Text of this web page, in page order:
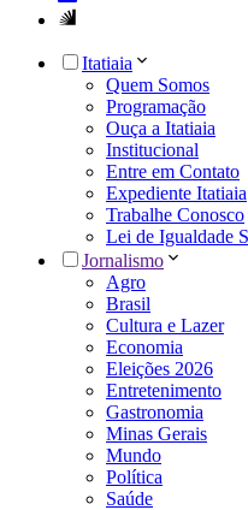
Itatiaia
Quem Somos
Programação
Ouça a Itatiaia
Institucional
Entre em Contato
Expediente Itatiaia
Trabalhe Conosco
Lei de Igualdade
Jornalismo
Agro
Brasil
Cultura e Lazer
Economia
Eleições 2026
Entretenimento
Gastronomia
Minas Gerais
Mundo
Política
Saúde